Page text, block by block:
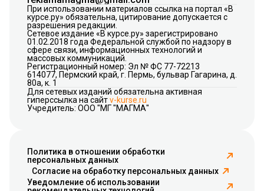
При использовании материалов ссылка на портал «В
курсе.ру» обязательна, цитирование допускается с
разрешения редакции.
Сетевое издание «В курсе.ру» зарегистрировано
01.02.2018 года Федеральной службой по надзору в
сфере связи, информационных технологий и
массовых коммуникаций.
Регистрационный номер: Эл № ФС 77-72213
614077, Пермский край, г. Пермь, бульвар Гагарина, д.
80а, к. 1
Для сетевых изданий обязательна активная
гиперссылка на сайтv-kurse.ru
Учредитель: ООО "МГ "МАГМА"
Политика в отношении обработки
персональных данных
Согласие на обработку персональных данных
Уведомление об использовании